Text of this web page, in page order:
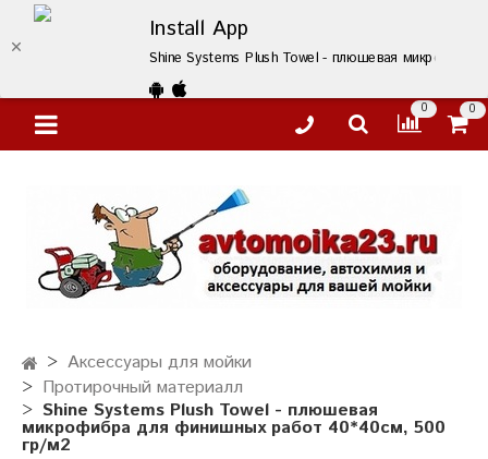
Install App
Shine Systems Plush Towel - плюшевая
0 0
Аксессуары для мойки
Протирочный материалл
Shine Systems Plush Towel - плюшевая
микрофибра для финишных работ 40*40см, 500
гр/м2